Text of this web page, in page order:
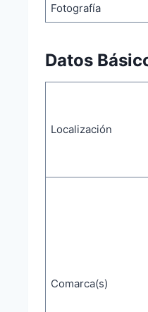
Fotografía
Datos
Localización
Comarca(s)